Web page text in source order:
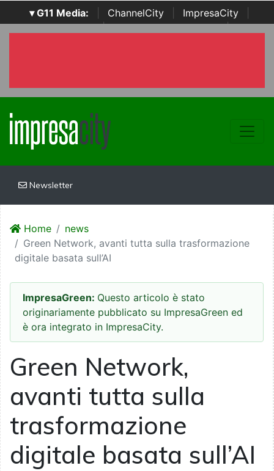
▾ G11 Media: ChannelCity ImpresaCity
SecurityOpenLab | Italian Channel Awards | Italian
Newsletter
Home
news
Green Network, avanti tutta sulla trasformazione
digitale basata sull’AI
ImpresaGreen: Questo articolo è stato
originariamente pubblicato su ImpresaGreen ed
è ora integrato in ImpresaCity.
Green Network,
avanti tutta sulla
trasformazione
digitale basata sull’AI